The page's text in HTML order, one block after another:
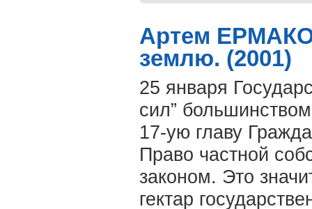
Артем
землю. (2001)
25 января
сил”
17-ую главу
Право частной
законом. Это
гектар